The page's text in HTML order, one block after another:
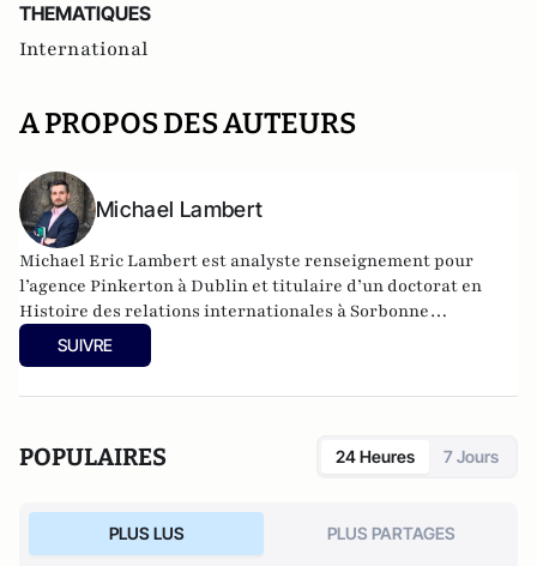
THEMATIQUES
International
A PROPOS DES AUTEURS
Michael Lambert
Michael Eric Lambert est analyste renseignement pour
l’agence Pinkerton à Dublin et titulaire d’un doctorat en
Histoire des relations internationales à Sorbonne
Université en partenariat avec l’INSEAD.
SUIVRE
POPULAIRES 24 Heures 7 Jours
PLUS LUS PLUS PARTAGES